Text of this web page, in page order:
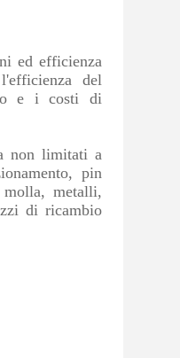
ed efficienza
del
e i costi di
non limitati a
pin
metalli,
di ricambio